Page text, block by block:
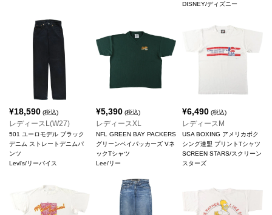
DISNEY/ディズニー
¥18,590 (税込)
レディースL(W27)
501 ユーロモデル ブラック
デニム ストレートデニムパ
ンツ
Levi's/リーバイス
¥5,390(税込)
レディースXL
NFL GREEN BAY PACKERS
グリーンベイパッカーズ Vネ
ックTシャツ
Lee/リー
¥6,490 (税込)
レディースM
USA BOXING アメリカボク
シング連盟 プリントTシャツ
SCREEN STARS/スクリーン
スターズ